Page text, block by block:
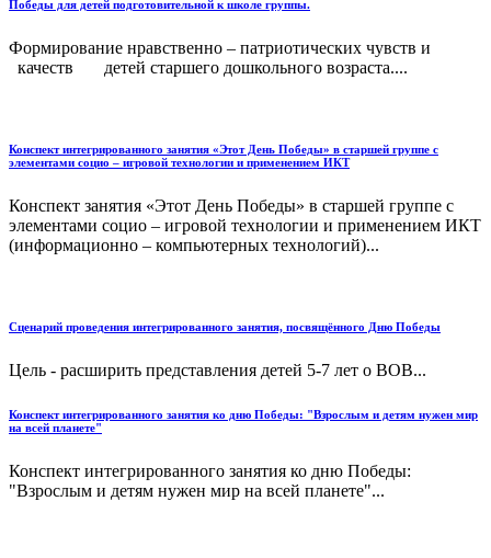
Победы для детей подготовительной к школе группы.
Формирование нравственно – патриотических чувств и
качеств детей старшего дошкольного возраста....
Конспект интегрированного занятия «Этот День Победы» в старшей группе с
элементами социо – игровой технологии и применением ИКТ
Конспект занятия «Этот День Победы» в старшей группе с
элементами социо – игровой технологии и применением ИКТ
(информационно – компьютерных технологий)...
Сценарий проведения интегрированного занятия, посвящённого Дню Победы
Цель - расширить представления детей 5-7 лет о ВОВ...
Конспект интегрированного занятия ко дню Победы: "Взрослым и детям нужен мир
на всей планете"
Конспект интегрированного занятия ко дню Победы:
"Взрослым и детям нужен мир на всей планете"...